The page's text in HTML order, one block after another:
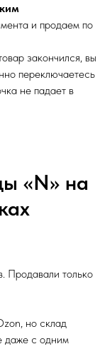
и продаем по
закончился, вы
переключаетесь
не падает в
«N» на
Продавали только
но склад
даже с одним